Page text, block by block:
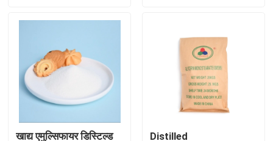
वीआर शो
हमारे बारे में
खाद्य एमुल्सिफायर डिस्टिल्ड
Distilled